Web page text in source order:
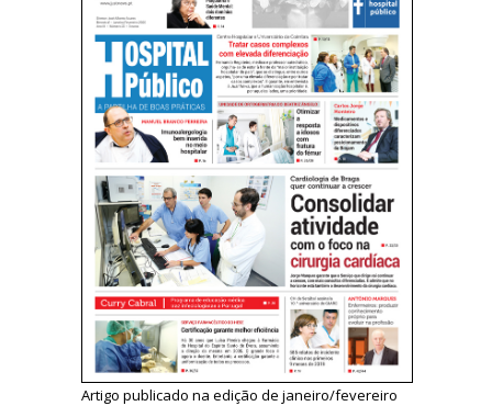
Artigo publicado na edição de janeiro/fevereiro